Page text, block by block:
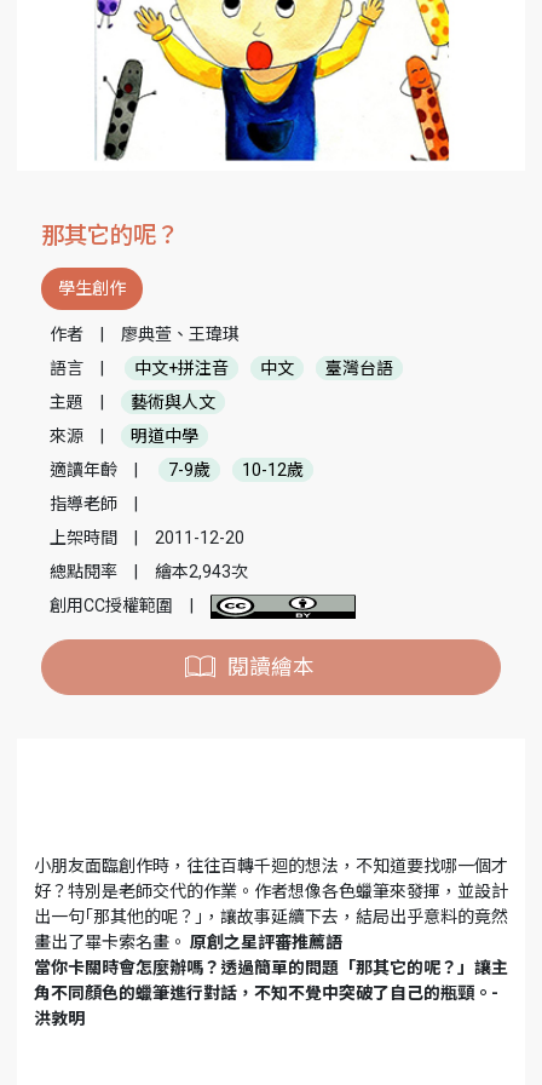
那其它的呢？
學生創作
作者
廖典萱、王瑋琪
語言
中文+拼注音 中文
臺灣台語
主題
藝術與人文
來源
明道中學
適讀年齡
7-9歲
10-12歲
指導老師
上架時間
2011-12-20
總點閱率
繪本2,943次
創用CC授權範圍
閱讀繪本
小朋友面臨創作時，往往百轉千迴的想法，不知道要找哪一個才
好？特別是老師交代的作業。作者想像各色蠟筆來發揮，並設計
出一句｢那其他的呢？｣，讓故事延續下去，結局出乎意料的竟然
畫出了畢卡索名畫。 原創之星評審推薦語
當你卡關時會怎麼辦嗎？透過簡單的問題「那其它的呢？」讓主
角不同顏色的蠟筆進行對話，不知不覺中突破了自己的瓶頸。-
洪敦明